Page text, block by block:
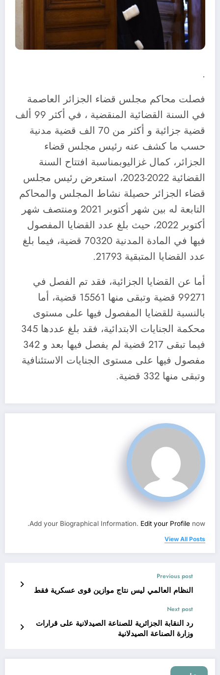
.
فصلت محاكم مجلس قضاء الجزائر العاصمة
في السنة القضائية المنقضية ، في أكثر 99 ألف
قضية جزائية و أكثر من 70 الف قضية مدنية
حسب ما كشف عنه رئيس مجلس قضاء
الجزائر، كمال غزاليوبمناسبة افتتاح السنة
القضائية 2022-2023، استعرض رئيس مجلس
قضاء الجزائر حصيلة نشاط المجلس والمحاكم
التابعة له بين شهر أكتوبر 2021 ومنتصف شهر
أكتوبر 2022، حيث بلغ عدد القضايا المفصول
فيها في المادة المدنية 70320 قضية، فيما بلغ
عدد القضايا المتبقية 21793.
أما عن القضايا الجزائية، فقد تم الفصل في
99271 قضية وتبقى منها 15561 قضية، أما
بالنسبة للقضايا المفصول فيها على مستوى
محكمة الجنايات الابتدائية، فقد بلغ عددها 345
فيما تبقى 217 قضية لم يفصل فيها بعد و 342
مفصول فيها على مستوى الجنايات الاستئنافية
وتبقى منها 332 قضية.
Add your Biographical Information. Edit your Profile now.
View All Posts
Previous post
النظام العالمي ليس نتاج موازين قوى عسكرية فقط
Next post
رد النقابة الجزائرية للصناعة الصيدلانية على قرارات
وزارة الصناعة الصيدلانية